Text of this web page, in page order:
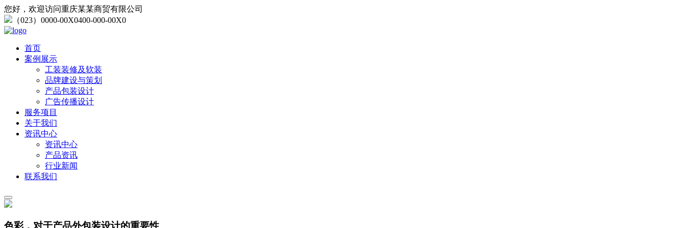
您好，欢迎访问重庆某某商贸有限公司
（023）0000-00X0400-000-00X0
首页
案例展示
工装装修及软装
品牌建设与策划
产品包装设计
广告传播设计
服务项目
关于我们
资讯中心
资讯中心
产品资讯
行业新闻
联系我们
色彩，对于产品外包装设计的重要性